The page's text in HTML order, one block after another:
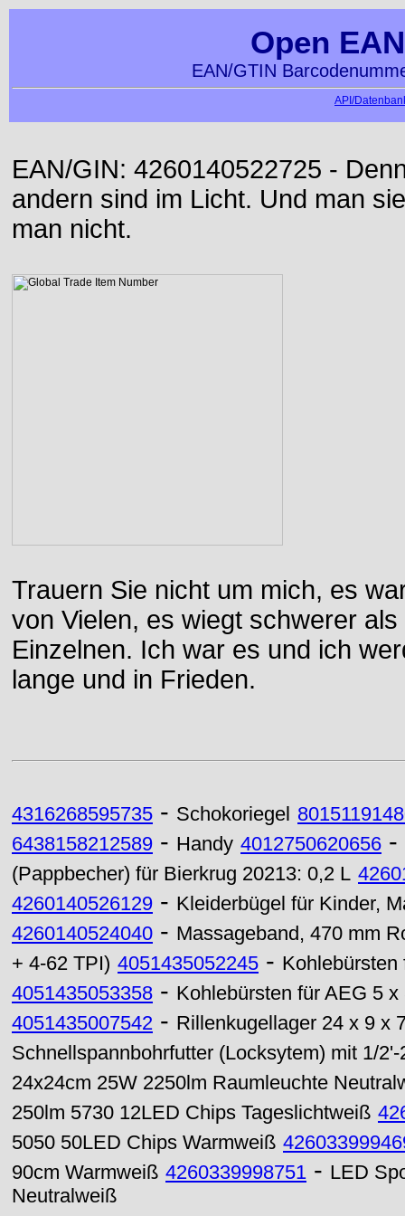
Open
EAN/GTIN
API/
EAN/GIN: 4260140522725 -
andern sind im Licht. Und man
man nicht.
Trauern Sie nicht um mich, es
von Vielen, es wiegt schwerer
Einzelnen. Ich war es und ich
lange und in Frieden.
4316268595735 - Schokoriegel
6438158212589 - Handy 4012750620656 -
(Pappbecher) für Bierkrug 20213: 0,2 L
4260140526129 - Kleiderbügel für Kinder,
4260140524040 - Massageband, 470 mm
+ 4-62 TPI) 4051435052245 - Kohlebürsten
4051435053358 - Kohlebürsten für AEG 5
4051435007542 - Rillenkugellager 24 x 9 x
Schnellspannbohrfutter (Locksytem) mit 1/
24x24cm 25W 2250lm Raumleuchte
250lm 5730 12LED Chips Tageslichtweiß
5050 50LED Chips Warmweiß
90cm Warmweiß 4260339998751 - LED
Neutralweiß